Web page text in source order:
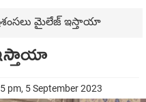
మైలేజ్ ఇస్తాయా
pm, 5 September 2023